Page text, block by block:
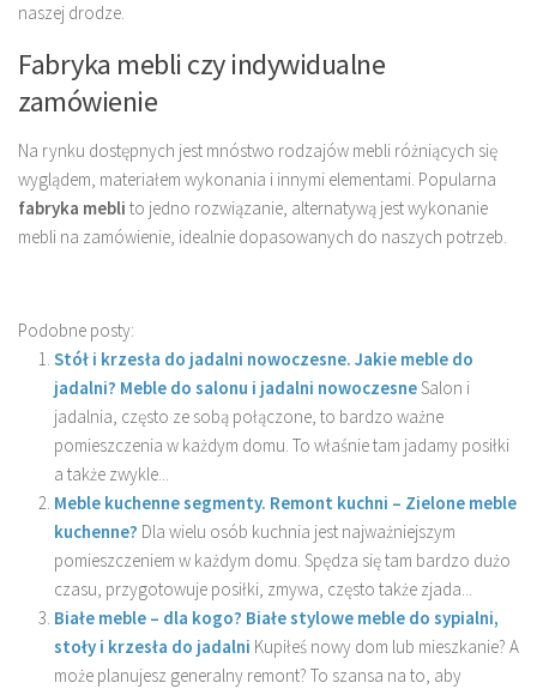
naszej drodze.
Fabryka mebli czy indywidualne
zamówienie
Na rynku dostępnych jest mnóstwo rodzajów mebli różniących się
wyglądem, materiałem wykonania i innymi elementami. Popularna
fabryka mebli to jedno rozwiązanie, alternatywą jest wykonanie
mebli na zamówienie, idealnie dopasowanych do naszych potrzeb.
Podobne posty:
Stół i krzesła do jadalni nowoczesne. Jakie meble do
jadalni? Meble do salonu i jadalni nowoczesneSalon i
jadalnia, często ze sobą połączone, to bardzo ważne
pomieszczenia w każdym domu. To właśnie tam jadamy posiłki
a także zwykle...
Meble kuchenne segmenty. Remont kuchni – Zielone meble
kuchenne? Dla wielu osób kuchnia jest najważniejszym
pomieszczeniem w każdym domu. Spędza się tam bardzo dużo
czasu, przygotowuje posiłki, zmywa, często także zjada...
Białe meble – dla kogo? Białe stylowe meble do sypialni,
stoły i krzesła do jadalni Kupiłeś nowy dom lub mieszkanie? A
może planujesz generalny remont? To szansa na to, aby